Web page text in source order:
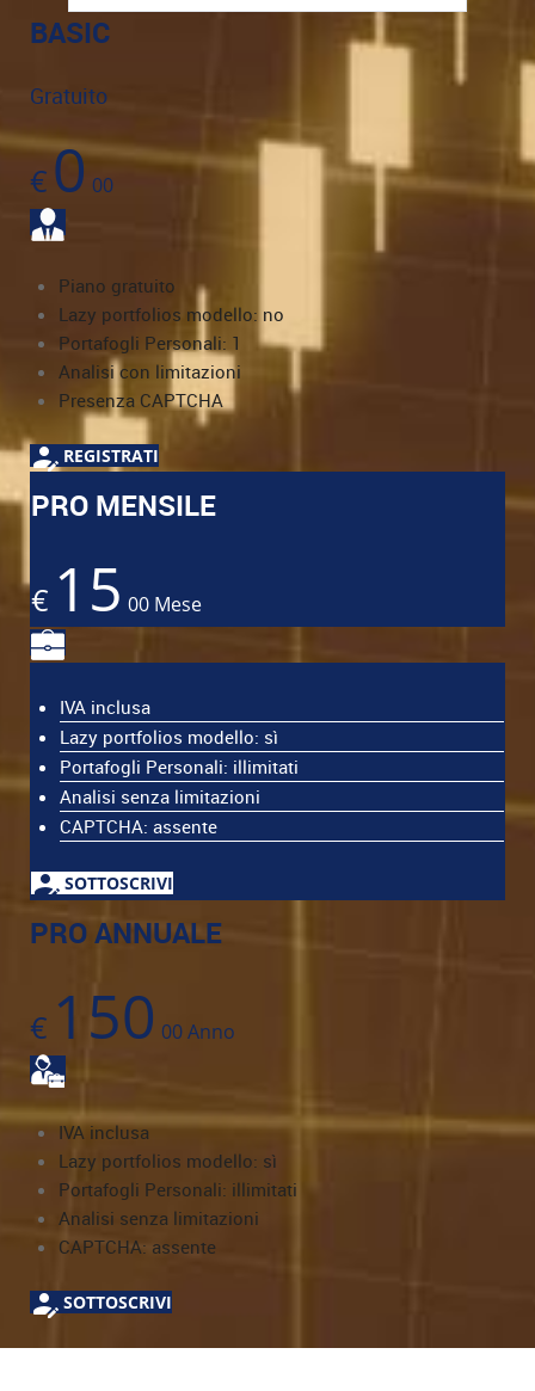
BASIC
Gratuito
€0 00
Piano gratuito
Lazy portfolios modello: no
Portafogli Personali: 1
Analisi con limitazioni
Presenza CAPTCHA
REGISTRATI
PRO MENSILE
€ 15 00 Mese
IVA inclusa
Lazy portfolios modello: sì
Portafogli Personali: illimitati
Analisi senza limitazioni
CAPTCHA: assente
SOTTOSCRIVI
PRO ANNUALE
€ 150 00Anno
IVA inclusa
Lazy portfolios modello: sì
Portafogli Personali: illimitati
Analisi senza limitazioni
CAPTCHA: assente
SOTTOSCRIVI